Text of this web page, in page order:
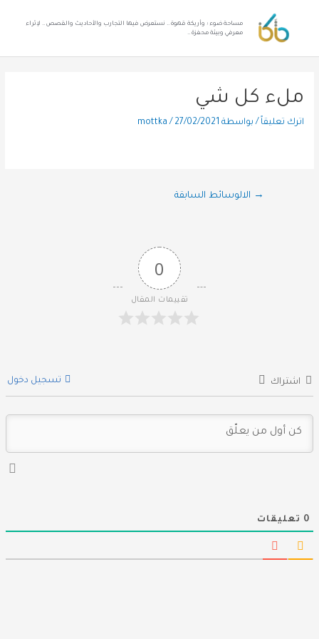
مساحة ضوء ؛ وأريكة قهوة .. نستعرض فيها التجارب والأحاديث والقصص .. لإثراء
معرفي وبيئة محفزة ..
ملء كل شي
اترك تعليقاً / بواسطة mottka/ 27/02/2021
→ الالوسائط السابقة
0
تقييمات المقال
اشتراك تسجيل دخول
0 تعليقات